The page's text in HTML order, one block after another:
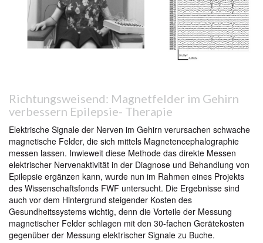
Richtungsweisend: Magnetfelder im Gehirn
verbessern Epilepsie- Therapie
Elektrische Signale der Nerven im Gehirn verursachen schwache
magnetische Felder, die sich mittels Magnetencephalographie
messen lassen. Inwieweit diese Methode das direkte Messen
elektrischer Nervenaktivität in der Diagnose und Behandlung von
Epilepsie ergänzen kann, wurde nun im Rahmen eines Projekts
des Wissenschaftsfonds FWF untersucht. Die Ergebnisse sind
auch vor dem Hintergrund steigender Kosten des
Gesundheitssystems wichtig, denn die Vorteile der Messung
magnetischer Felder schlagen mit den 30-fachen Gerätekosten
gegenüber der Messung elektrischer Signale zu Buche.